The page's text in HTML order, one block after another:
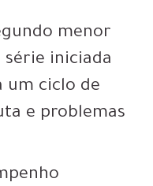
menor
iniciada
um ciclo de
e problemas